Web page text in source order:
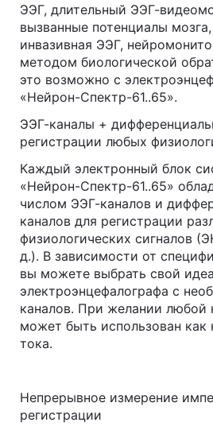
ЭЭГ, длительный ЭЭГ-
вызванные потенциалы
инвазивная ЭЭГ,
методом биологической
это возможно с
«Нейрон-Спектр-61..65».
ЭЭГ-каналы +
регистрации любых
Каждый электронный блок
«Нейрон-Спектр-61..65»
числом ЭЭГ-каналов и
каналов для регистрации
физиологических сигналов
д.). В зависимости от
вы можете выбрать свой
электроэнцефалографа с
каналов. При желании любой
может быть использован как
тока.
Непрерывное измерение
регистрации